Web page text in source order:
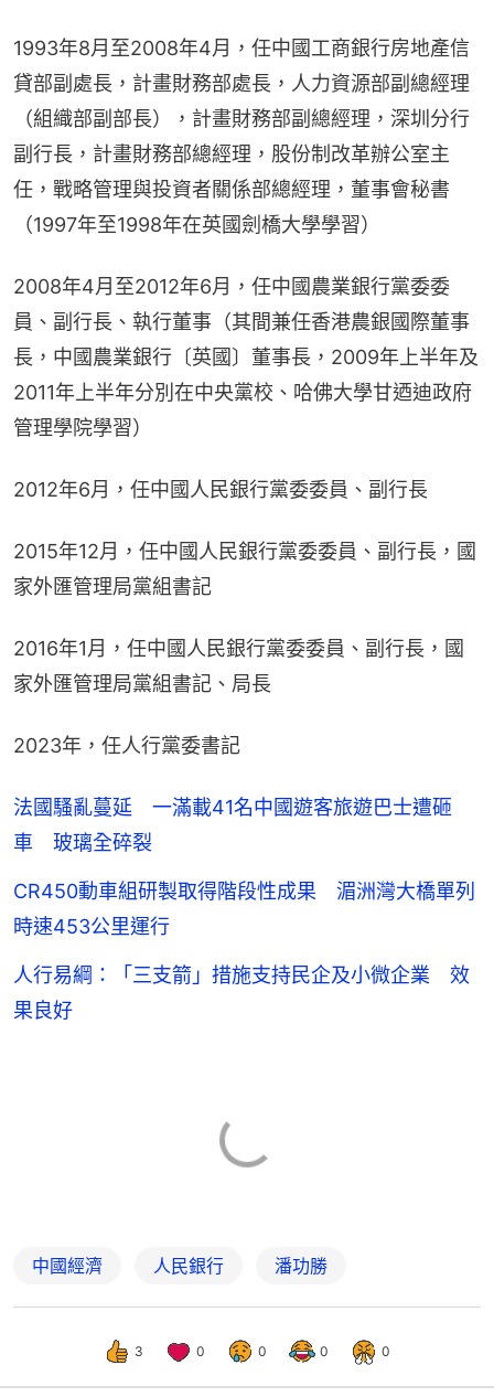
1993年8月至2008年4月，任中國工商銀行房地產信
貸部副處長，計畫財務部處長，人力資源部副總經理
（組織部副部長），計畫財務部副總經理，深圳分行
副行長，計畫財務部總經理，股份制改革辦公室主
任，戰略管理與投資者關係部總經理，董事會秘書
（1997年至1998年在英國劍橋大學學習）
2008年4月至2012年6月，任中國農業銀行黨委委
員、副行長、執行董事（其間兼任香港農銀國際董事
長，中國農業銀行〔英國〕董事長，2009年上半年及
2011年上半年分別在中央黨校、哈佛大學甘迺迪政府
管理學院學習）
2012年6月，任中國人民銀行黨委委員、副行長
2015年12月，任中國人民銀行黨委委員、副行長，國
家外匯管理局黨組書記
2016年1月，任中國人民銀行黨委委員、副行長，國
家外匯管理局黨組書記、局長
2023年，任人行黨委書記
法國騷亂蔓延 一滿載41名中國遊客旅遊巴士遭砸
車 玻璃全碎裂
CR450動車組研製取得階段性成果 湄洲灣大橋單列
時速453公里運行
人行易綱：「三支箭」措施支持民企及小微企業 效
果良好
中國經濟 人民銀行 潘功勝
3 0 0 0 0